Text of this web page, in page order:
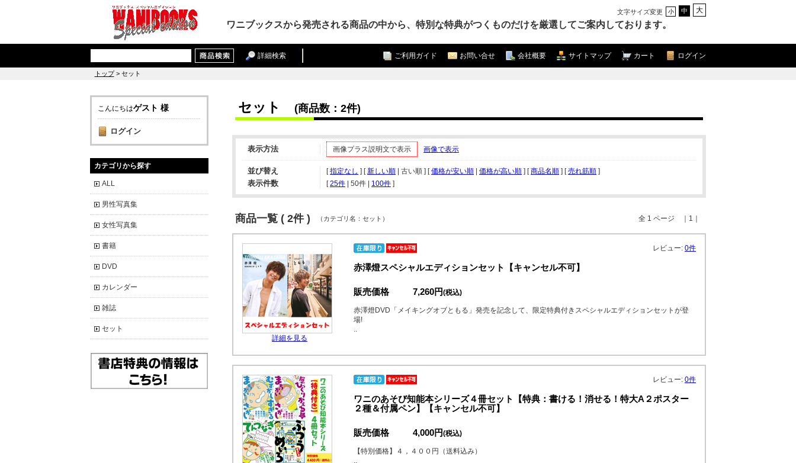
文字サイズ変更 小 中 大
ワニブックスから発売される商品の中から、特別な特典がつくものだけを厳選してご案内しております。
詳細検索 ログイン
カート
サイトマップ
会社概要
お問い合せ
ご利用ガイド
トップ> セット
こんにちはゲスト 様
ログイン
カテゴリから探す
ALL
男性写真集
女性写真集
書籍
DVD
カレンダー
雑誌
セット
セット (商品数：2件)
表示方法 画像プラス説明文で表示 画像で表示
並び替え [指定なし ] [新しい順 | 古い順 ] [価格が安い順 価格が高い順 ] [商品名順 ] [売れ筋順 ]
表示件数 [ 25件 50件 100件 ]
商品一覧 ( 2件 ) 全 1 ページ ｜1｜
（カテゴリ名：セット）
詳細を見る
レビュー: 0件
赤澤燈スペシャルエディションセット【キャンセル不可】
販売価格 7,260円(税込)
赤澤燈DVD「メイキングオブともる」発売を記念して、限定特典付きスペシャルエディションセットが登
場!
..
レビュー: 0件
ワニのあそび知能本シリーズ４冊セット【特典：書ける！消せる！特大A２ポスター
２種＆付属ペン】【キャンセル不可】
販売価格 4,000円(税込)
【特別価格】４，４００円（送料込み）
..